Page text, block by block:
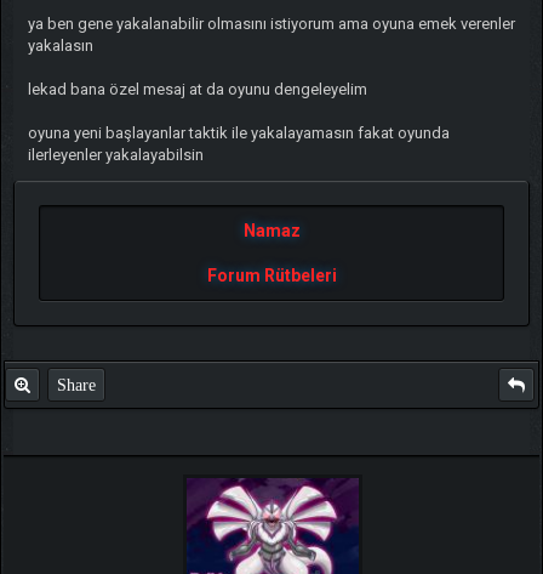
ya ben gene yakalanabilir olmasını istiyorum ama oyuna emek verenler
yakalasın
lekad bana özel mesaj at da oyunu dengeleyelim
oyuna yeni başlayanlar taktik ile yakalayamasın fakat oyunda
ilerleyenler yakalayabilsin
Namaz
Forum Rütbeleri
Share